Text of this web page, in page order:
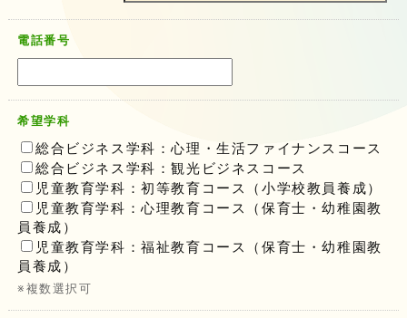
電話番号
希望学科
総合ビジネス学科：心理・生活ファイナンスコース
総合ビジネス学科：観光ビジネスコース
児童教育学科：初等教育コース（小学校教員養成）
児童教育学科：心理教育コース（保育士・幼稚園教
員養成）
児童教育学科：福祉教育コース（保育士・幼稚園教
員養成）
※複数選択可